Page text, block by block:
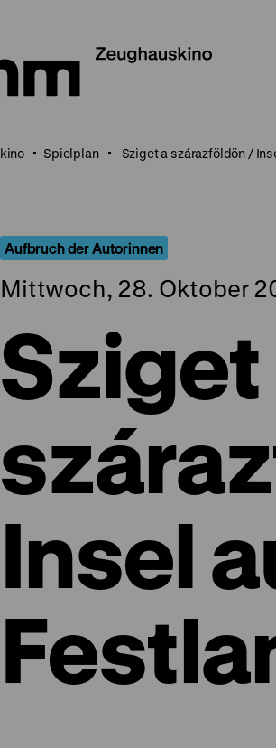
Spielplan Sziget a szárazföldön /
Aufbruch der Autorinnen
Mittwoch, 28. Oktober
Sziget
Insel